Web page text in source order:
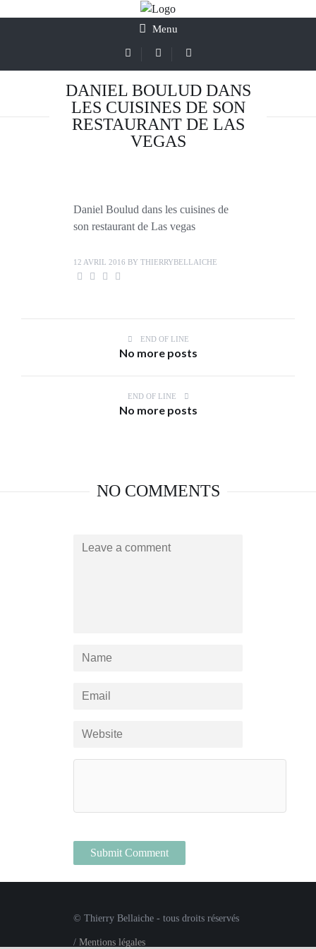
Menu
DANIEL BOULUD DANS
LES CUISINES DE SON
RESTAURANT DE LAS
VEGAS
Daniel Boulud dans les cuisines de
son restaurant de Las vegas
12 AVRIL 2016 BY THIERRYBELLAICHE
END OF LINE
No more posts
END OF LINE
No more posts
NO COMMENTS
© Thierry Bellaiche - tous droits réservés
/ Mentions légales